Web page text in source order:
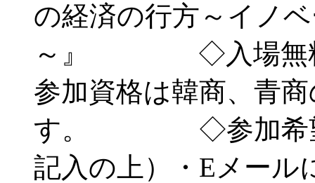
の経済の行方～イノ
～』 ◇入場無料
参加資格は韓商、青
す。 ◇参加希望者
記入の上）・Eメール